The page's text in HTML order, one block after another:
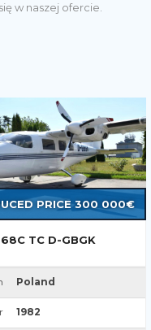
w naszej ofercie.
PRICE 300 000€
TC D-GBGK
Poland
1982